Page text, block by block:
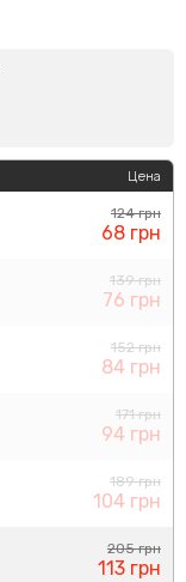
Цена
124 грн
68 грн
139 грн
76 грн
152 грн
84 грн
171 грн
94 грн
189 грн
104 грн
205 грн
113 грн